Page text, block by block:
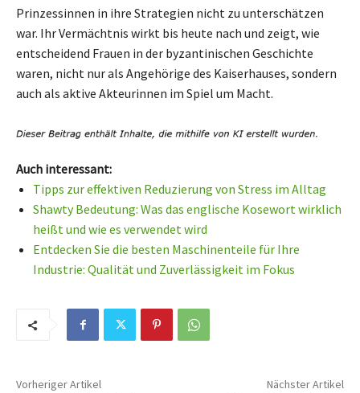
Prinzessinnen in ihre Strategien nicht zu unterschätzen
war. Ihr Vermächtnis wirkt bis heute nach und zeigt, wie
entscheidend Frauen in der byzantinischen Geschichte
waren, nicht nur als Angehörige des Kaiserhauses, sondern
auch als aktive Akteurinnen im Spiel um Macht.
Auch interessant:
Tipps zur effektiven Reduzierung von Stress im Alltag
Shawty Bedeutung: Was das englische Kosewort wirklich
heißt und wie es verwendet wird
Entdecken Sie die besten Maschinenteile für Ihre
Industrie: Qualität und Zuverlässigkeit im Fokus
Vorheriger Artikel Nächster Artikel